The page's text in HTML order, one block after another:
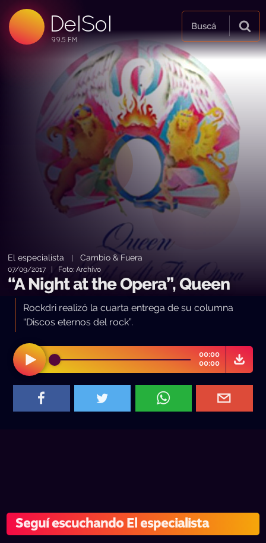
DelSol
99.5 FM
99.5 FM
99.5 FM
Buscá
El especialista |Cambio & Fuera
07/09/2017 | Foto: Archivo
“A Night at the Opera”, Queen
Rockdri realizó la cuarta entrega de su columna
“Discos eternos del rock”.
00:00
00:00
Seguí escuchando El especialista